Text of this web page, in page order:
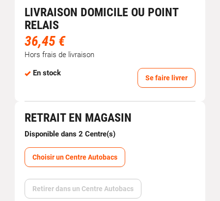
LIVRAISON DOMICILE OU POINT
RELAIS
36,45 €
Hors frais de livraison
En stock
Se faire livrer
RETRAIT EN MAGASIN
Disponible dans 2 Centre(s)
Choisir un Centre Autobacs
Retirer dans un Centre Autobacs